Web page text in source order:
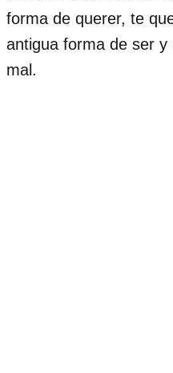
forma de querer, te
antigua forma de ser
mal.